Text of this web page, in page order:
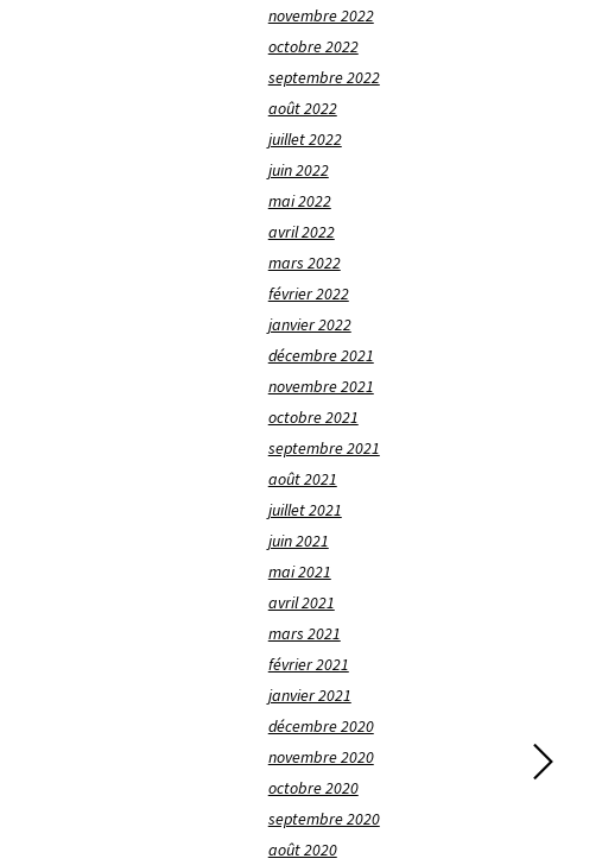
novembre 2022
octobre 2022
septembre 2022
août 2022
juillet 2022
juin 2022
mai 2022
avril 2022
mars 2022
février 2022
janvier 2022
décembre 2021
novembre 2021
octobre 2021
septembre 2021
août 2021
juillet 2021
juin 2021
mai 2021
avril 2021
mars 2021
février 2021
janvier 2021
décembre 2020
novembre 2020
octobre 2020
septembre 2020
août 2020